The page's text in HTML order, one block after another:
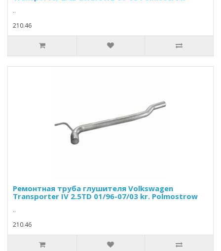
..
210.46
Ремонтная труба глушителя Volkswagen
Transporter IV 2.5TD 01/96-07/03 kr. Polmostrow
..
210.46